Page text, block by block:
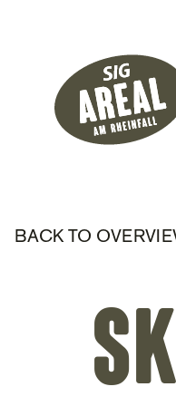
SIG
BACK TO